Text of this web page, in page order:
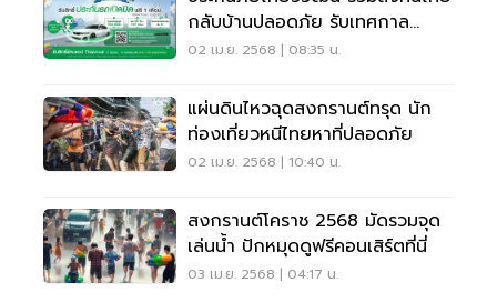
กลับบ้านปลอดภัย รับเทศกาล
สงกรานต์ 68
02 เม.ย. 2568 | 08:35 น.
แผ่นดินไหวฉุดสงกรานต์ทรุด นัก
ท่องเที่ยวหนีไทยหาที่ปลอดภัย
02 เม.ย. 2568 | 10:40 น.
สงกรานต์โคราช 2568 มัดรวมจุด
เล่นน้ำ ปักหมุดดูฟรีคอนเสิร์ตที่นี่
03 เม.ย. 2568 | 04:17 น.